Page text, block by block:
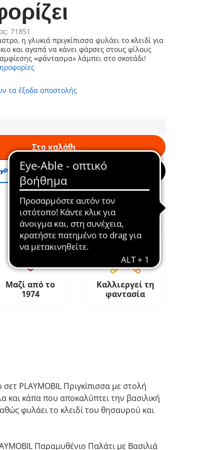
71851
η γλυκιά πριγκίπισσα φυλάει το κλειδί για
και αγαπά να κάνει φάρσες στους φίλους
«φάντασμα» λάμπει στο σκοτάδι!
τα έξοδα αποστολής
Στο καλάθι
Μαζί από το
1974
Καλλιεργεί τη
φαντασία
PLAYMOBIL Πριγκίπισσα με στολή
κάπα που αποκαλύπτει την βασιλική
φυλάει το κλειδί του θησαυρού και
Παραμυθένιο Παλάτι με Βασιλιά